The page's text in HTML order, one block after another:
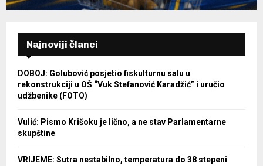
Najnoviji članci
DOBOJ: Golubović posjetio fiskulturnu salu u
rekonstrukciji u OŠ “Vuk Stefanović Karadžić” i uručio
udžbenike (FOTO)
Vulić: Pismo Krišoku je lično, a ne stav Parlamentarne
skupštine
VRIJEME: Sutra nestabilno, temperatura do 38 stepeni